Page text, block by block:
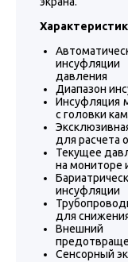
давления
Диапазон
Инсуфляция
с головки
для расчета
Текущее
на мониторе
инсуфляции
для
Внешний
Сенсорный